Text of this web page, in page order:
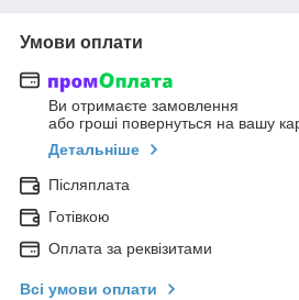
Умови оплати
Ви отримаєте замовлення
або гроші повернуться на вашу
Детальніше
Післяплата
Готівкою
Оплата за реквізитами
Всі умови оплати